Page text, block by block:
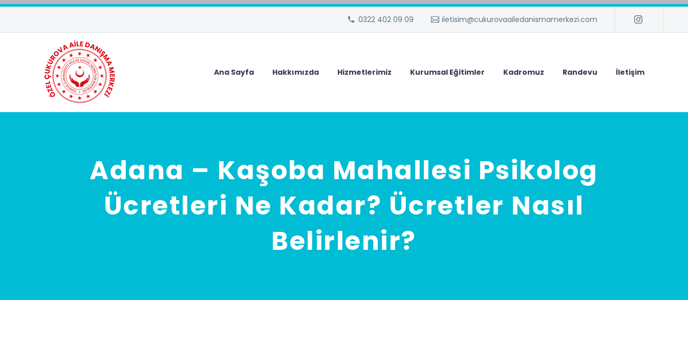
0322 402 09 09 iletisim@cukurovaailedanismamerkezi.com
Ana Sayfa Hakkımızda Hizmetlerimiz Kurumsal Eğitimler Kadromuz Randevu İletişim
Adana – Kaşoba Mahallesi Psikolog
Ücretleri Ne Kadar? Ücretler Nasıl
Belirlenir?